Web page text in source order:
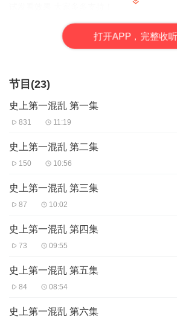
打开APP，完整收听
节目(23)
史上第一混乱 第一集
831 11:19
史上第一混乱 第二集
150 10:56
史上第一混乱 第三集
87 10:02
史上第一混乱 第四集
73 09:55
史上第一混乱 第五集
84 08:54
史上第一混乱 第六集